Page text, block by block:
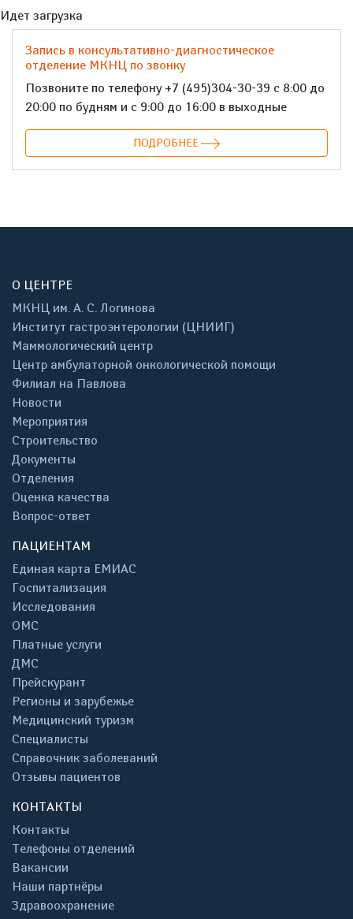
Идет загрузка
Запись в консультативно-диагностическое
отделение МКНЦ по звонку
Позвоните по телефону +7 (495)304-30-39 с 8:00 до
20:00 по будням и с 9:00 до 16:00 в выходные
ПОДРОБНЕЕ
О ЦЕНТРЕ
МКНЦ им. А. С. Логинова
Институт гастроэнтерологии (ЦНИИГ)
Маммологический центр
Центр амбулаторной онкологической помощи
Филиал на Павлова
Новости
Мероприятия
Строительство
Документы
Отделения
Оценка качества
Вопрос-ответ
ПАЦИЕНТАМ
Единая карта ЕМИАС
Госпитализация
Исследования
ОМС
Платные услуги
ДМС
Прейскурант
Регионы и зарубежье
Медицинский туризм
Специалисты
Справочник заболеваний
Отзывы пациентов
КОНТАКТЫ
Контакты
Телефоны отделений
Вакансии
Наши партнёры
Здравоохранение